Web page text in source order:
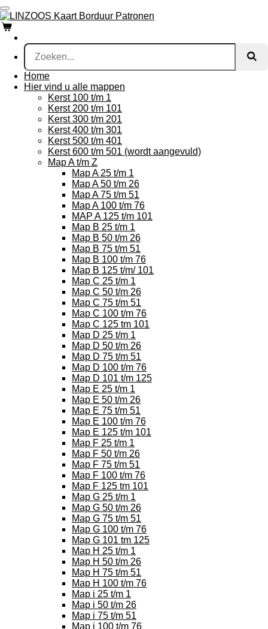
Ga
direct
naar
de
hoofdinhoud
Home
Hier vind u alle mappen
Kerst 100 t/m 1
Kerst 200 t/m 101
Kerst 300 t/m 201
Kerst 400 t/m 301
Kerst 500 t/m 401
Kerst 600 t/m 501 (wordt aangevuld)
Map A t/m Z
Map A 25 t/m 1
Map A 50 t/m 26
Map A 75 t/m 51
Map A 100 t/m 76
MAP A 125 t/m 101
Map B 25 t/m 1
Map B 50 t/m 26
Map B 75 t/m 51
Map B 100 t/m 76
Map B 125 t/m/ 101
Map C 25 t/m 1
Map C 50 t/m 26
Map C 75 t/m 51
Map C 100 t/m 76
Map C 125 tm 101
Map D 25 t/m 1
Map D 50 t/m 26
Map D 75 t/m 51
Map D 100 t/m 76
Map D 101 t/m 125
Map E 25 t/m 1
Map E 50 t/m 26
Map E 75 t/m 51
Map E 100 t/m 76
Map E 125 t/m 101
Map F 25 t/m 1
Map F 50 t/m 26
Map F 75 t/m 51
Map F 100 t/m 76
Map F 125 tm 101
Map G 25 t/m 1
Map G 50 t/m 26
Map G 75 t/m 51
Map G 100 t/m 76
Map G 101 tm 125
Map H 25 t/m 1
Map H 50 t/m 26
Map H 75 t/m 51
Map H 100 t/m 76
Map i 25 t/m 1
Map i 50 t/m 26
Map i 75 t/m 51
Map i 100 t/m 76